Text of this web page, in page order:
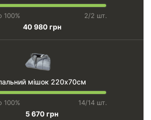
100% 2/2 шт.
40 980 грн
мішок 220х70см
100% 14/14 шт.
5 670 грн